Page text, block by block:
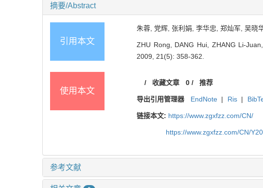
摘要/Abstract
引用本文
朱蓉, 党辉, 张利娟, 李华忠, 郑灿军, 吴晓
ZHU Rong, DANG Hui, ZHANG Li-
2009, 21(5): 358-362.
使用本文
/ 收藏文章 0/ 推荐
导出引用管理器 EndNote | Ris |
链接本文: https://www.zgxfzz.com/CN/
https://www.zgxfzz.com/CN/
参考文献